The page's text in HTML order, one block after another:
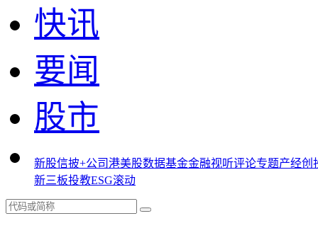
快讯
要闻
股市
新股信披+公司港美股数据基金金融视听评论专题产经创
新三板投教ESG滚动